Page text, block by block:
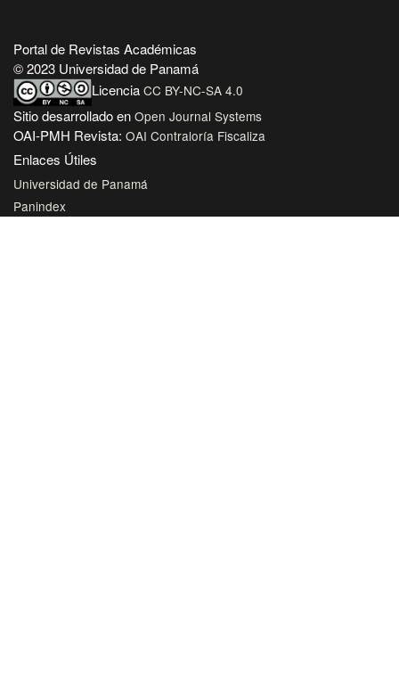
Portal de Revistas Académicas
© 2023 Universidad de Panamá
Licencia CC BY-NC-SA 4.0
Sitio desarrollado en Open Journal Systems
OAI-PMH Revista: OAI Contraloría Fiscaliza
Enlaces Útiles
Universidad de Panamá
Panindex